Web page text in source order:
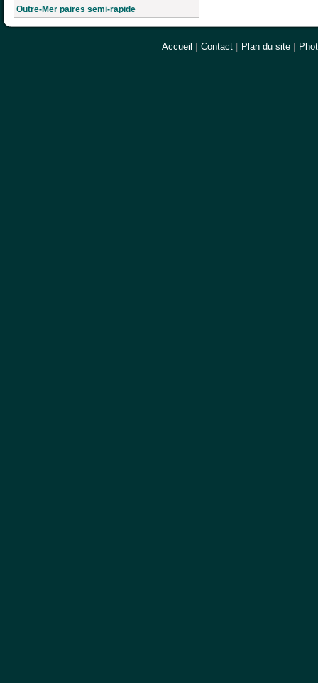
Outre-Mer paires semi-rapide
Accueil | Contact | Plan du site |